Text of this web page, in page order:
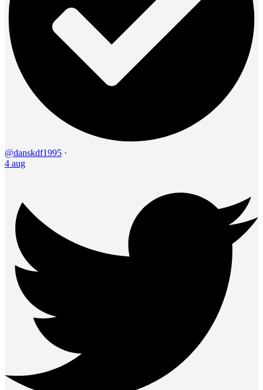
@danskdf1995 ·
4 aug